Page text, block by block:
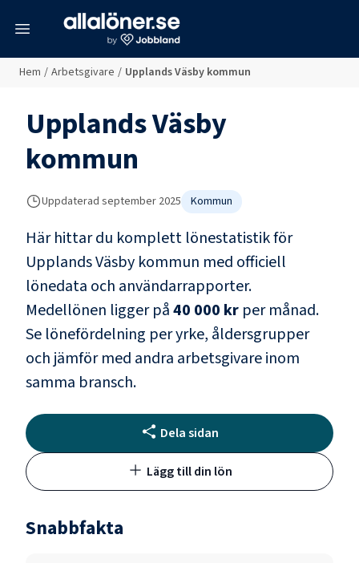
Hem / Arbetsgivare / Upplands Väsby kommun
Upplands Väsby
kommun
Uppdaterad september 2025 Kommun
Här hittar du komplett lönestatistik för
Upplands Väsby kommun med officiell
lönedata och användarrapporter.
Medellönen ligger på40 000 kr per månad.
Se lönefördelning per yrke, åldersgrupper
och jämför med andra arbetsgivare inom
samma bransch.
Dela sidan
Lägg till din lön
Snabbfakta